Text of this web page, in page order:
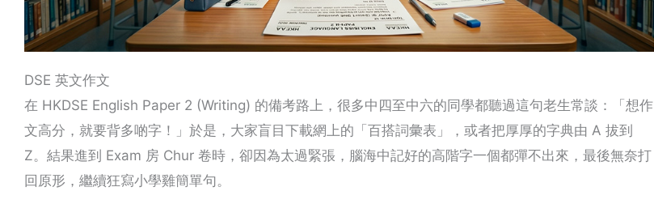
DSE 英文作文
在 HKDSE English Paper 2 (Writing) 的備考路上，很多中四至中六的同學都聽過這句老生常談：「想作
文高分，就要背多啲字！」於是，大家盲目下載網上的「百搭詞彙表」，或者把厚厚的字典由 A 拔到
Z。結果進到 Exam 房 Chur 卷時，卻因為太過緊張，腦海中記好的高階字一個都彈不出來，最後無奈打
回原形，繼續狂寫小學雞簡單句。